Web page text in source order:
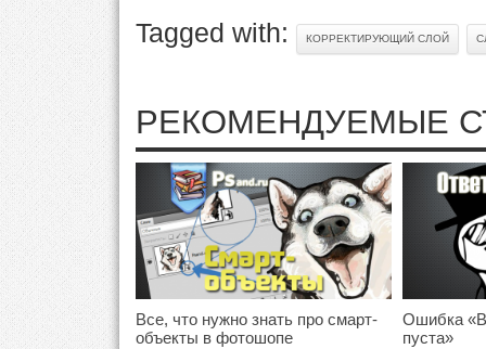
Tagged with: КОРРЕКТИРУЮЩИЙ СЛОЙ
РЕКОМЕНДУЕМЫЕ
Все, что нужно знать про смарт-
объекты в фотошопе
Ошибка
пуста»